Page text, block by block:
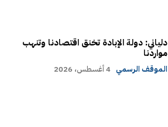
دلياني: دولة الإبادة تخنق اقتصادنا وتنهب
مواردنا
الموقف الرسمي 4 أغسطس، 2026